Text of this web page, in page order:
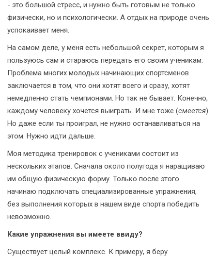
- это большой стресс, и нужно быть готовым не только
физически, но и психологически. А отдых на природе очень
успокаивает меня.
На самом деле, у меня есть небольшой секрет, которым я
пользуюсь сам и стараюсь передать его своим ученикам.
Проблема многих молодых начинающих спортсменов
заключается в том, что они хотят всего и сразу, хотят
немедленно стать чемпионами. Но так не бывает. Конечно,
каждому человеку хочется выиграть. И мне тоже (смеется).
Но даже если ты проиграл, не нужно останавливаться на
этом. Нужно идти дальше.
Моя методика тренировок с учениками состоит из
нескольких этапов. Сначала около полугода я наращиваю
им общую физическую форму. Только после этого
начинаю подключать специализированные упражнения,
без выполнения которых в нашем виде спорта победить
невозможно.
Какие упражнения вы имеете ввиду?
Существует целый комплекс. К примеру, я беру